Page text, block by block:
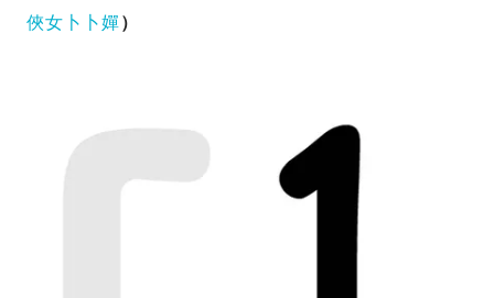
俠女卜卜嬋）